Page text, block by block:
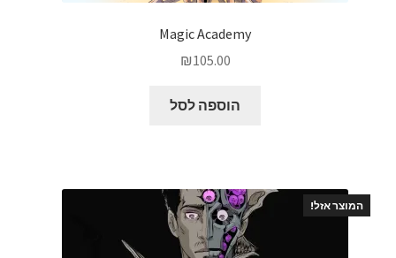
Magic Academy
₪105.00
הוספה לסל
המוצר אזל!